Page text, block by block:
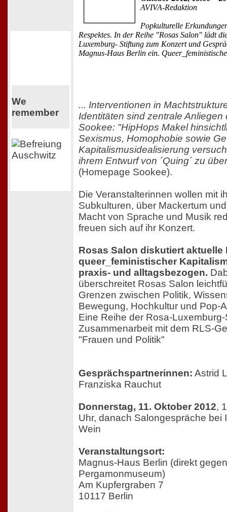
We
remember
AVIVA-Redaktion
Popkulturelle
Respektes. In der Reihe "Rosas Salon" lädt
Luxemburg- Stiftung zum Konzert und
Magnus-Haus Berlin ein.
... Interventionen in
Identitäten sind zentrale Anliegen
Sookee: "HipHops Makel
Sexismus, Homophobie sowie
Kapitalismusidealisierung
ihrem Entwurf von ´Quing´ zu
(Homepage Sookee).
Die Veranstalterinnen wollen mit
Subkulturen, über Mackertum
Macht von Sprache und Musik
freuen sich auf ihr Konzert.
Rosas Salon diskutiert aktuelle
queer_feministischer
praxis- und alltagsbezogen.
überschreitet Rosas Salon
Grenzen zwischen Politik,
Bewegung, Hochkultur und Pop-
Eine Reihe der Rosa-
Zusammenarbeit mit dem RLS-
"Frauen und Politik"
Gesprächspartnerinnen: Astrid
Franziska Rauchut
Donnerstag, 11. Oktober 2012,
Uhr, danach Salongespräche bei
Wein
Veranstaltungsort:
Magnus-Haus Berlin (direkt
Pergamonmuseum)
Am Kupfergraben 7
10117 Berlin